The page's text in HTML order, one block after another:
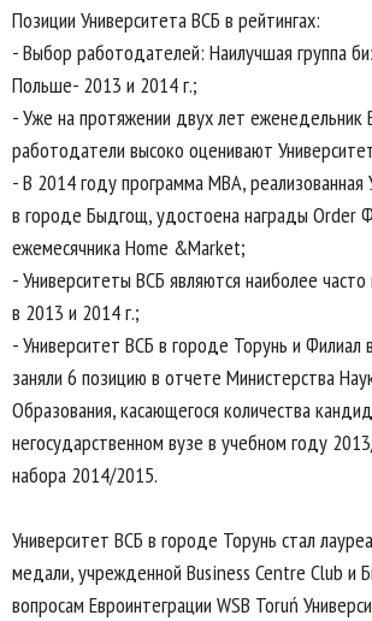
Позиции Университета ВСБ в рейтингах:
- Выбор работодателей: Наилучшая группа
Польше- 2013 и 2014 г.;
- Уже на протяжении двух лет
работодатели высоко оценивают
- В 2014 году программа MBA,
в городе Быдгощ, удостоена награды Order
ежемесячника Home &Market;
- Университеты ВСБ являются наиболее
в 2013 и 2014 г.;
- Университет ВСБ в городе Торунь и
заняли 6 позицию в отчете Министерства
Образования, касающегося количества
негосударственном вузе в учебном году
набора 2014/2015.
Университет ВСБ в городе Торунь стал
медали, учрежденной Business Centre Club и
вопросам Евроинтеграции WSB Toruń